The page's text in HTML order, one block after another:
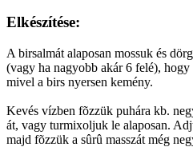
Elkészítése:
A birsalmát alaposan mossuk és
(vagy ha nagyobb akár 6 felé), hogy
mivel a birs nyersen kemény.
Kevés vízben fõzzük puhára kb.
át, vagy turmixoljuk le alaposan.
majd fõzzük a sûrû masszát még